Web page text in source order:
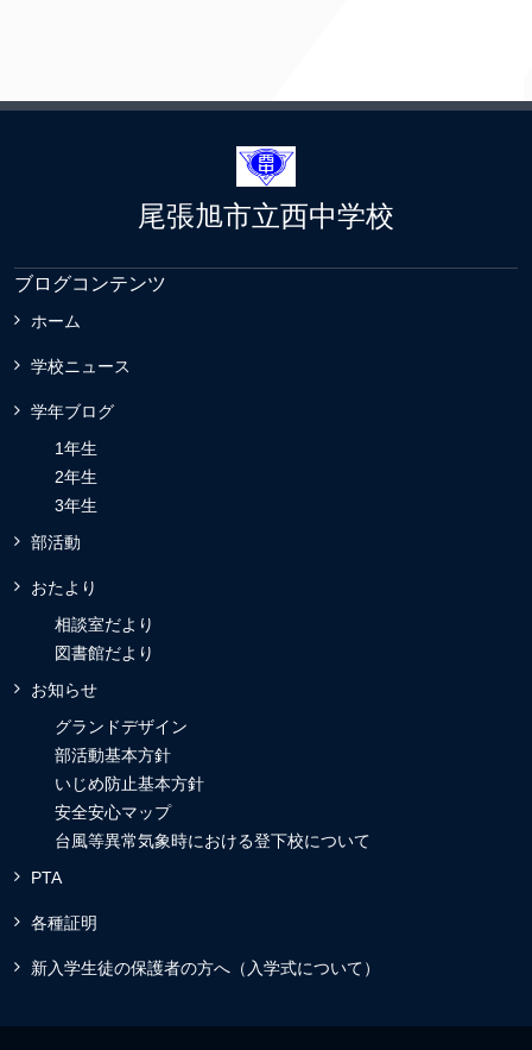
尾張旭市立西中学校
ブログコンテンツ
ホーム
学校ニュース
学年ブログ
1年生
2年生
3年生
部活動
おたより
相談室だより
図書館だより
お知らせ
グランドデザイン
部活動基本方針
いじめ防止基本方針
安全安心マップ
台風等異常気象時における登下校について
PTA
各種証明
新入学生徒の保護者の方へ（入学式について）